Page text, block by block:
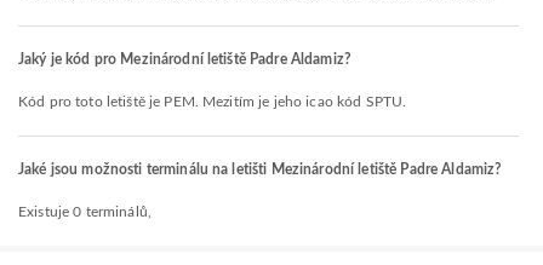
Jaký je kód pro Mezinárodní letiště Padre Aldamiz?
Kód pro toto letiště je PEM. Mezitím je jeho icao kód SPTU.
Jaké jsou možnosti terminálu na letišti Mezinárodní letiště Padre Aldamiz?
Existuje 0 terminálů,